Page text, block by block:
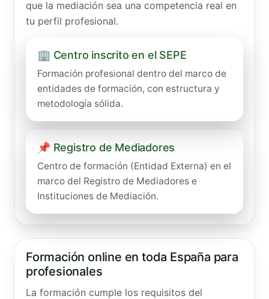
que la mediación sea una competencia real en
tu perfil profesional.
🏢 Centro inscrito en el SEPE
Formación profesional dentro del marco de
entidades de formación, con estructura y
metodología sólida.
📌 Registro de Mediadores
Centro de formación (Entidad Externa) en el
marco del Registro de Mediadores e
Instituciones de Mediación.
Formación online en toda España para
profesionales
La formación cumple los requisitos del